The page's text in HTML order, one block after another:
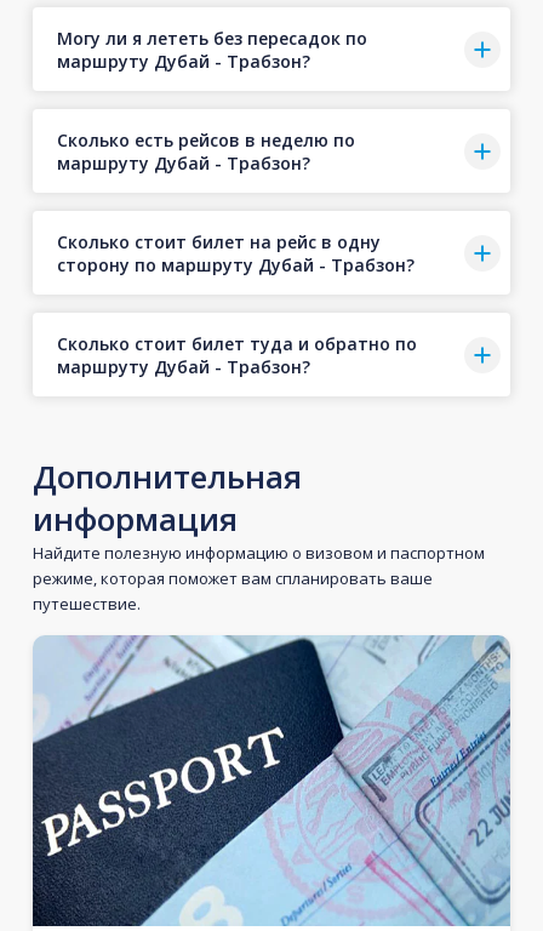
Могу ли я лететь без пересадок по
маршруту Дубай - Трабзон?
Сколько есть рейсов в неделю по
маршруту Дубай - Трабзон?
Сколько стоит билет на рейс в одну
сторону по маршруту Дубай - Трабзон?
Сколько стоит билет туда и обратно по
маршруту Дубай - Трабзон?
Дополнительная
информация
Найдите полезную информацию о визовом и паспортном
режиме, которая поможет вам спланировать ваше
путешествие.